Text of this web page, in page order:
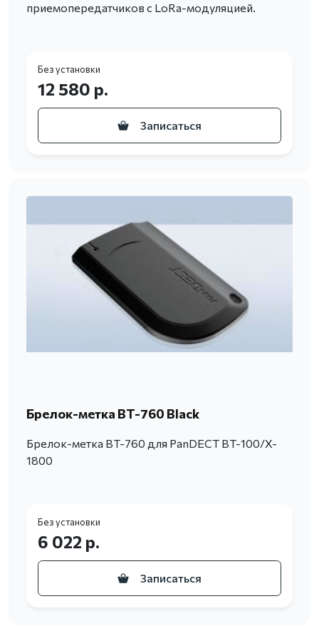
приемопередатчиков с LoRa-модуляцией.
Без установки
12 580 р.
Записаться
Брелок-метка BT-760 Black
Брелок-метка BT-760 для PanDECT BT-100/X-
1800
Без установки
6 022 р.
Записаться